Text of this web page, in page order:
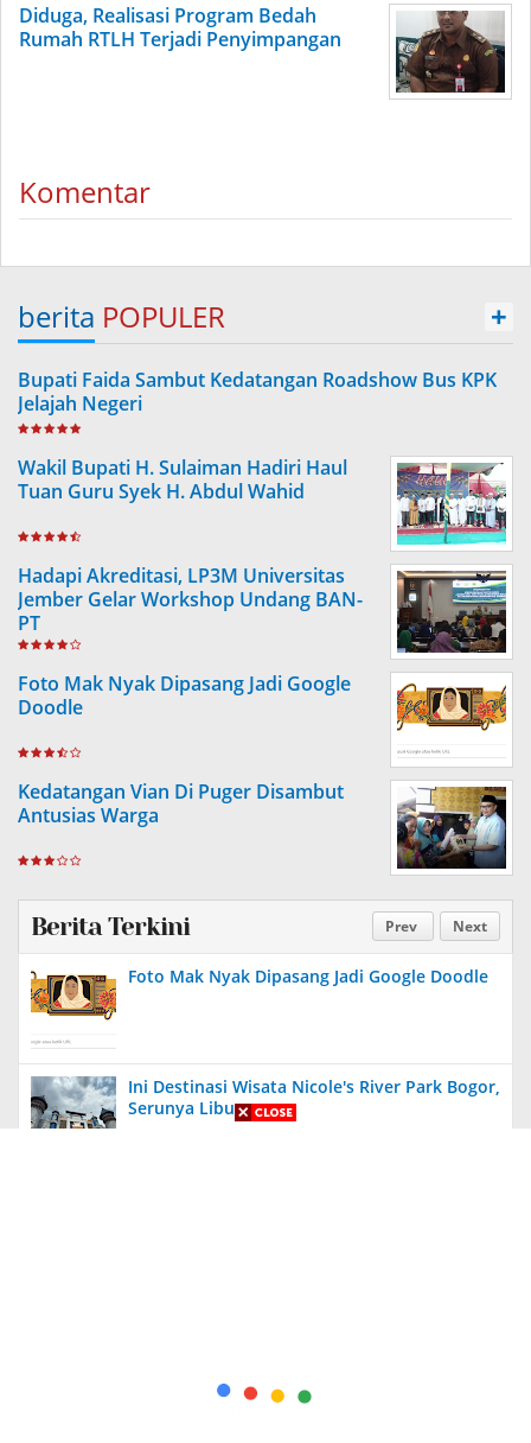
Diduga, Realisasi Program Bedah
Rumah RTLH Terjadi Penyimpangan
Komentar
berita POPULER +
Bupati Faida Sambut Kedatangan Roadshow Bus KPK
Jelajah Negeri
Wakil Bupati H. Sulaiman Hadiri Haul
Tuan Guru Syek H. Abdul Wahid
Hadapi Akreditasi, LP3M Universitas
Jember Gelar Workshop Undang BAN-
PT
Foto Mak Nyak Dipasang Jadi Google
Doodle
Kedatangan Vian Di Puger Disambut
Antusias Warga
Prev Next
Berita Terkini
Foto Mak Nyak Dipasang Jadi Google Doodle
Ini Destinasi Wisata Nicole's River Park Bogor,
Serunya Liburan